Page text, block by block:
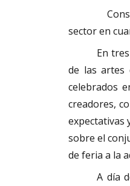
sector en
En
de las artes
celebrados
creadores,
expectativas
sobre el
de feria a la
A día